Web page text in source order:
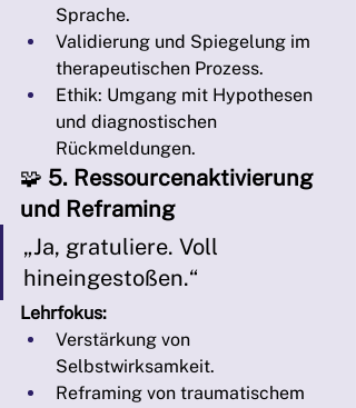
Sprache.
Validierung und Spiegelung im
therapeutischen Prozess.
Ethik: Umgang mit Hypothesen
und diagnostischen
Rückmeldungen.
🧩 5. Ressourcenaktivierung
und Reframing
„Ja, gratuliere. Voll
hineingestoßen.“
Lehrfokus:
Verstärkung von
Selbstwirksamkeit.
Reframing von traumatischem